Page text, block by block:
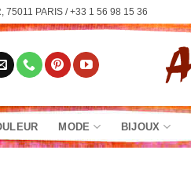
75011 PARIS / +33 1 56 98 15 36
MODE BIJOUX